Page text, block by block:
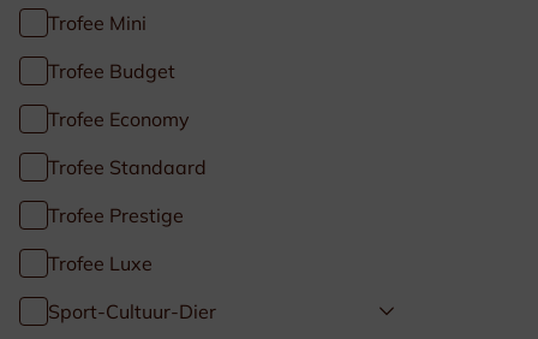
Trofee Mini
Trofee Budget
Trofee Economy
Trofee Standaard
Trofee Prestige
Trofee Luxe
Sport-Cultuur-Dier